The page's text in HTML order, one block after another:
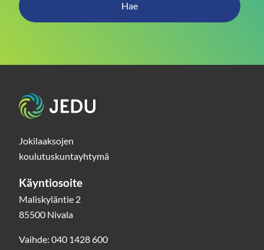
Hae
Etusivu
Jokilaaksojen
koulutuskuntayhtymä
Käyntiosoite
Maliskyläntie 2
85500 Nivala
Vaihde: 040 1428 600